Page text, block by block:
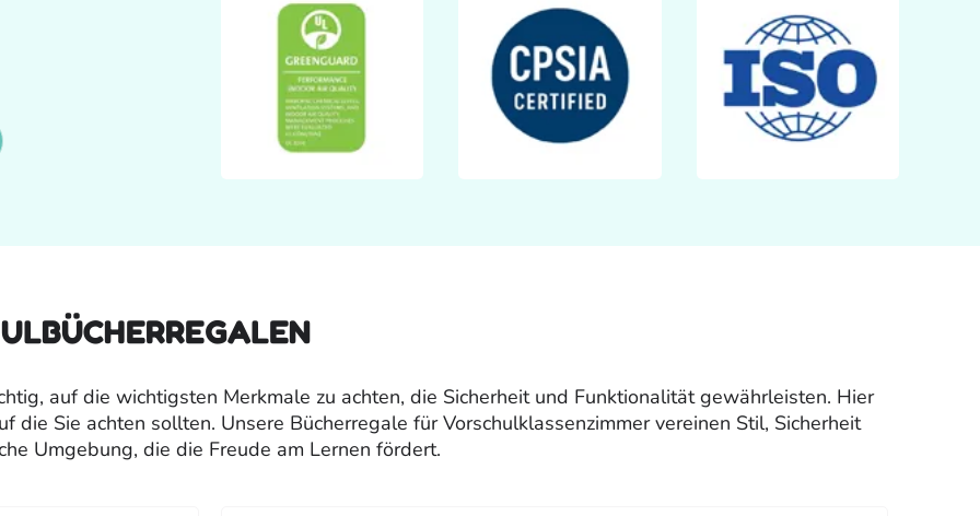
auf die wichtigsten Merkmale zu achten, die Sicherheit und Funktionalität gewährleisten. Hier
Sie achten sollten. Unsere Bücherregale für Vorschulklassenzimmer vereinen Stil, Sicherheit
Umgebung, die die Freude am Lernen fördert.